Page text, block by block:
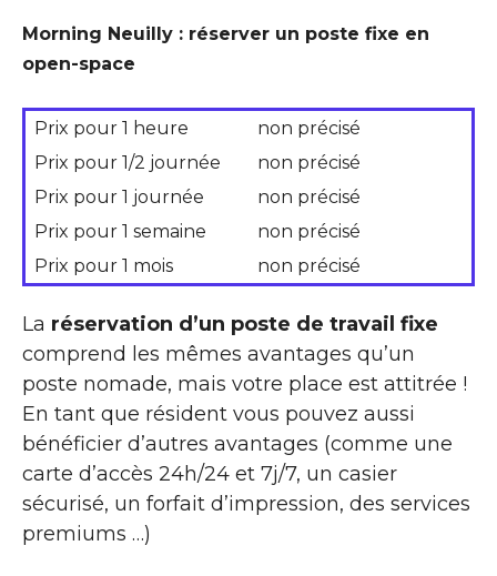
Morning Neuilly : réserver un poste fixe en
open-space
Prix pour 1 heure
non précisé
Prix pour 1/2 journée
non précisé
Prix pour 1 journée
non précisé
Prix pour 1 semaine
non précisé
Prix pour 1 mois
non précisé
La réservation d’un poste de travail fixe
comprend les mêmes avantages qu’un
poste nomade, mais votre place est attitrée !
En tant que résident vous pouvez aussi
bénéficier d’autres avantages (comme une
carte d’accès 24h/24 et 7j/7, un casier
sécurisé, un forfait d’impression, des services
premiums …)